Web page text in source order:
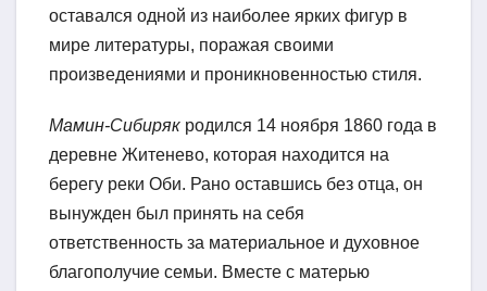
оставался одной из наиболее ярких фигур в
мире литературы, поражая своими
произведениями и проникновенностью стиля.
Мамин-Сибиряк родился 14 ноября 1860 года в
деревне Житенево, которая находится на
берегу реки Оби. Рано оставшись без отца, он
вынужден был принять на себя
ответственность за материальное и духовное
благополучие семьи. Вместе с матерью